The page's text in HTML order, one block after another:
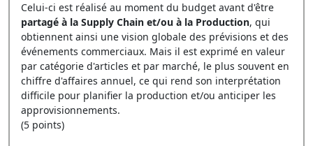
Celui-ci est réalisé au moment du budget avant d'être
partagé à la Supply Chain et/ou à la Production, qui
obtiennent ainsi une vision globale des prévisions et des
événements commerciaux. Mais il est exprimé en valeur
par catégorie d'articles et par marché, le plus souvent en
chiffre d'affaires annuel, ce qui rend son interprétation
difficile pour planifier la production et/ou anticiper les
approvisionnements.
(5 points)